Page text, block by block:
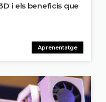
Aprenentatge
i els beneficis que